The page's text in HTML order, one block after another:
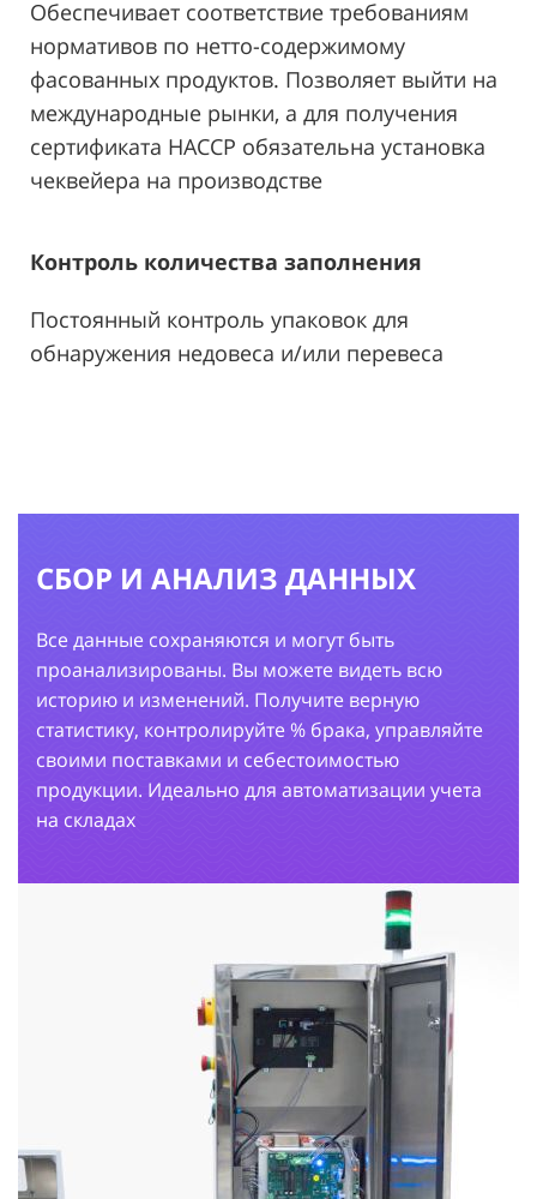
Обеспечивает соответствие требованиям
нормативов по нетто-содержимому
фасованных продуктов. Позволяет выйти на
международные рынки, а для получения
сертификата HACCP обязательна установка
чеквейера на производстве
Контроль количества заполнения
Постоянный контроль упаковок для
обнаружения недовеса и/или перевеса
СБОР И АНАЛИЗ ДАННЫХ
Все данные сохраняются и могут быть
проанализированы. Вы можете видеть всю
историю и изменений. Получите верную
статистику, контролируйте % брака, управляйте
своими поставками и себестоимостью
продукции. Идеально для автоматизации учета
на складах